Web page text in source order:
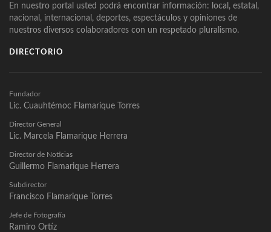
En nuestro portal usted podrá encontrar información: local, estatal,
nacional, internacional, deportes, espectáculos y opiniones de
nuestros diversos colaboradores con un respetado pluralismo.
DIRECTORIO
Fundador
Lic. Cuauhtémoc Flamarique Torres
Director General
Lic. Marcela Flamarique Herrera
Director de Noticias
Guillermo Flamarique Herrera
Subdirector
Francisco Flamarique Torres
Jefe de Fotografía
Ramiro Ortíz